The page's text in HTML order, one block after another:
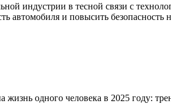
индустрии в тесной связи с
автомобиля и повысить
одного человека в 2025 году: